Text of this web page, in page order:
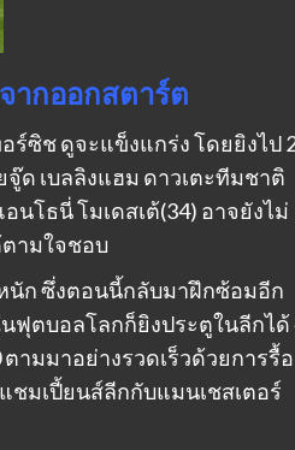
ากออกสตาร์ต
ซิช ดูจะแข็งแกร่ง โดยยิงไป
ด เบลลิงแฮม ดาวเตะทีมชาติ
โธนี่ โมเดสเต้(34) อาจยังไม่
ตามใจชอบ
นัก ซึ่งตอนนี้กลับมาฝึกซ้อมอีก
นฟุตบอลโลกก็ยิงประตูในลีกได้
ามมาอย่างรวดเร็วด้วยการรื้อ
ชมเปี้ยนส์ลีกกับแมนเชสเตอร์